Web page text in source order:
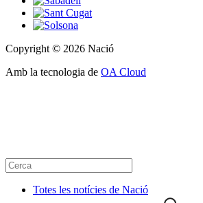
Copyright © 2026 Nació
Amb la tecnologia de OA Cloud
Totes les notícies de Nació